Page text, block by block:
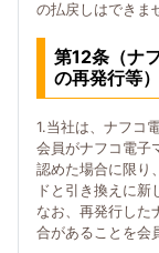
の払戻しはできま
第12条（ナ
の再発行等）
1.当社は、ナフコ
会員がナフコ電子
認めた場合に限り
ドと引き換えに新
なお、再発行した
合があることを会